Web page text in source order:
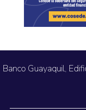
Banco Guayaquil,